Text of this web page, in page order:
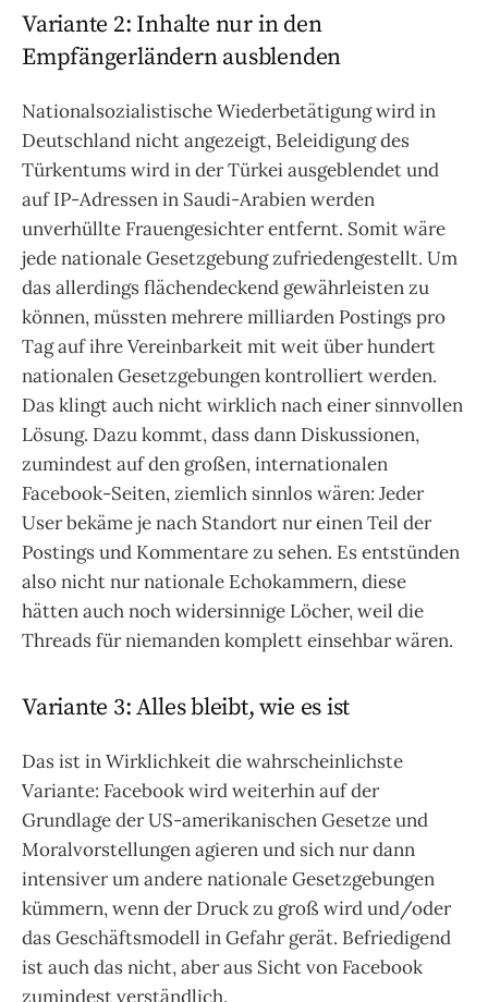
Variante 2: Inhalte nur in den
Empfängerländern ausblenden
Nationalsozialistische Wiederbetätigung wird in
Deutschland nicht angezeigt, Beleidigung des
Türkentums wird in der Türkei ausgeblendet und
auf IP-Adressen in Saudi-Arabien werden
unverhüllte Frauengesichter entfernt. Somit wäre
jede nationale Gesetzgebung zufriedengestellt. Um
das allerdings flächendeckend gewährleisten zu
können, müssten mehrere milliarden Postings pro
Tag auf ihre Vereinbarkeit mit weit über hundert
nationalen Gesetzgebungen kontrolliert werden.
Das klingt auch nicht wirklich nach einer sinnvollen
Lösung. Dazu kommt, dass dann Diskussionen,
zumindest auf den großen, internationalen
Facebook-Seiten, ziemlich sinnlos wären: Jeder
User bekäme je nach Standort nur einen Teil der
Postings und Kommentare zu sehen. Es entstünden
also nicht nur nationale Echokammern, diese
hätten auch noch widersinnige Löcher, weil die
Threads für niemanden komplett einsehbar wären.
Variante 3: Alles bleibt, wie es ist
Das ist in Wirklichkeit die wahrscheinlichste
Variante: Facebook wird weiterhin auf der
Grundlage der US-amerikanischen Gesetze und
Moralvorstellungen agieren und sich nur dann
intensiver um andere nationale Gesetzgebungen
kümmern, wenn der Druck zu groß wird und/oder
das Geschäftsmodell in Gefahr gerät. Befriedigend
ist auch das nicht, aber aus Sicht von Facebook
zumindest verständlich.